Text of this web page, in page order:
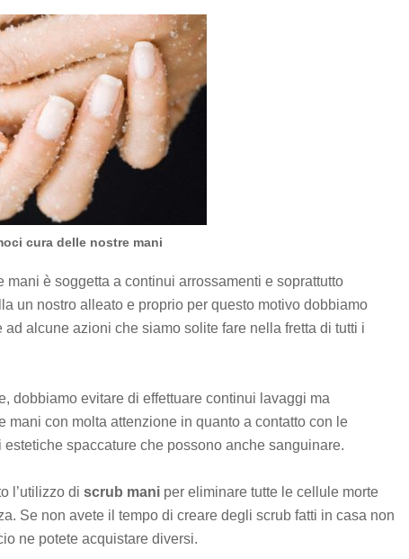
cura delle nostre mani
è soggetta a continui arrossamenti e soprattutto
un nostro alleato e proprio per questo motivo dobbiamo
alcune azioni che siamo solite fare nella fretta di tutti i
dobbiamo evitare di effettuare continui lavaggi ma
con molta attenzione in quanto a contatto con le
spaccature che possono anche sanguinare.
l’utilizzo di scrub mani per eliminare tutte le cellule morte
Se non avete il tempo di creare degli scrub fatti in casa non
ne potete acquistare diversi.